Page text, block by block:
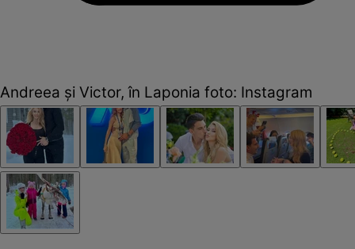
Andreea și Victor, în Laponia foto: Instagram